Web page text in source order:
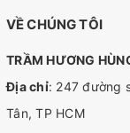
VỀ CHÚNG TÔI
TRẦM HƯƠNG
Địa chỉ: 247 đường
Tân, TP HCM